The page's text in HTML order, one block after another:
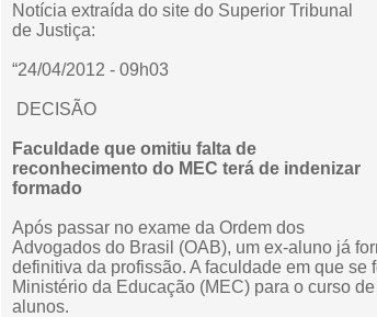
Notícia extraída do site do Superior Tribunal
de Justiça:
“24/04/2012 - 09h03
DECISÃO
Faculdade que omitiu falta de
reconhecimento do MEC terá de indenizar
formado
Após passar no exame da Ordem dos
Advogados do Brasil (OAB), um ex-aluno já
definitiva da profissão. A faculdade em que
Ministério da Educação (MEC) para o curso
alunos.